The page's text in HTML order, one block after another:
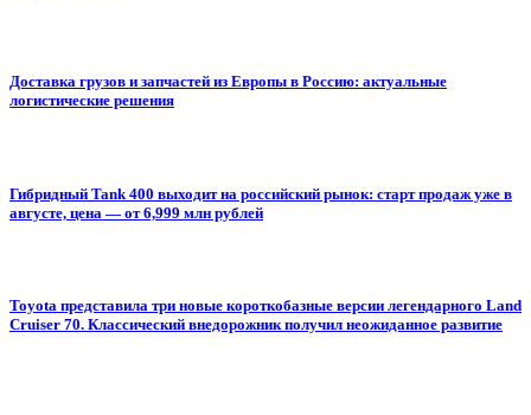
Доставка грузов и запчастей из Европы в Россию: актуальные
логистические решения
Гибридный Tank 400 выходит на российский рынок: старт продаж уже в
августе, цена — от 6,999 млн рублей
Toyota представила три новые короткобазные версии легендарного Land
Cruiser 70. Классический внедорожник получил неожиданное развитие